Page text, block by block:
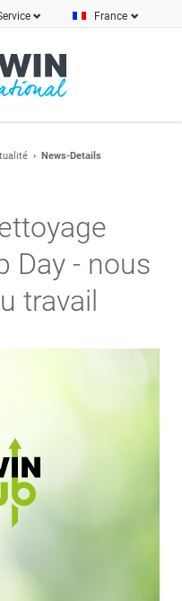
France
News-Details
Day - nous
travail